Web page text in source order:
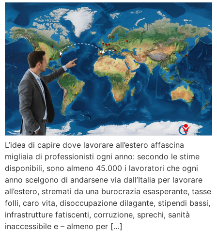
L’idea di capire dove lavorare all’estero affascina
migliaia di professionisti ogni anno: secondo le stime
disponibili, sono almeno 45.000 i lavoratori che ogni
anno scelgono di andarsene via dall’Italia per lavorare
all’estero, stremati da una burocrazia esasperante, tasse
folli, caro vita, disoccupazione dilagante, stipendi bassi,
infrastrutture fatiscenti, corruzione, sprechi, sanità
inaccessibile e – almeno per […]